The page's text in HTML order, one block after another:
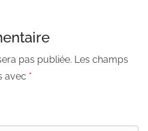
pas publiée. Les champs
avec *